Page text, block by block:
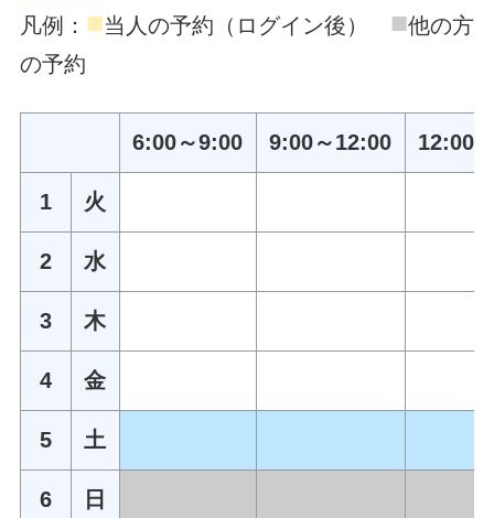
凡例： ■当人の予約（ログイン後） ■他の方
の予約
6:00～9:00 9:00～12:00 12:00
1 火
2 水
3 木
4 金
5 土
6 日